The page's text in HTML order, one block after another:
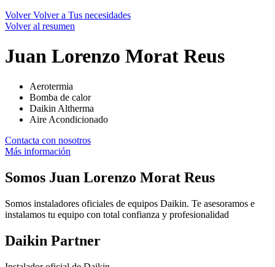
Volver Volver a Tus necesidades
Volver al resumen
Juan Lorenzo Morat Reus
Aerotermia
Bomba de calor
Daikin Altherma
Aire Acondicionado
Contacta con nosotros
Más información
Somos Juan Lorenzo Morat Reus
Somos instaladores oficiales de equipos Daikin. Te asesoramos e
instalamos tu equipo con total confianza y profesionalidad
Daikin Partner